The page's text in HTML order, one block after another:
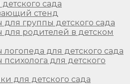
сада
стенд
для группы детского сада
для родителей в детском
логопеда для детского сада
психолога для детского
для детского сада